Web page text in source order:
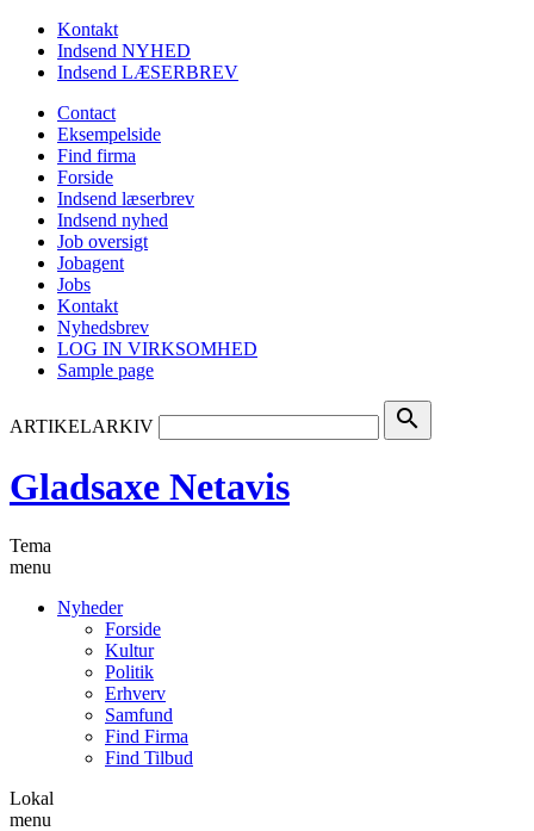
Kontakt
Indsend NYHED
Indsend LÆSERBREV
Contact
Eksempelside
Find firma
Forside
Indsend læserbrev
Indsend nyhed
Job oversigt
Jobagent
Jobs
Kontakt
Nyhedsbrev
LOG IN VIRKSOMHED
Sample page
ARTIKELARKIV search
Gladsaxe Netavis
Tema
menu
Nyheder
Forside
Kultur
Politik
Erhverv
Samfund
Find Firma
Find Tilbud
Lokal
menu